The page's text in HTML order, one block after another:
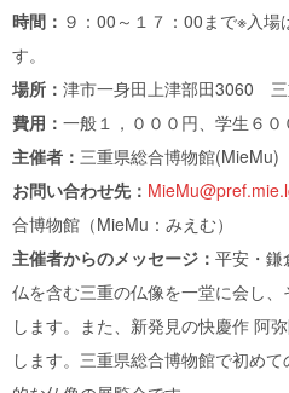
時間： ９：00～１７：00まで※入場
す。
場所： 津市一身田上津部田3060
費用： 一般１，０００円、学生６
主催者： 三重県総合博物館(MieMu)
お問い合わせ先：
合博物館（MieMu：みえむ）
主催者からのメッセージ： 平安・鎌
仏を含む三重の仏像を一堂に会し
します。また、新発見の快慶作 阿
します。三重県総合博物館で初め